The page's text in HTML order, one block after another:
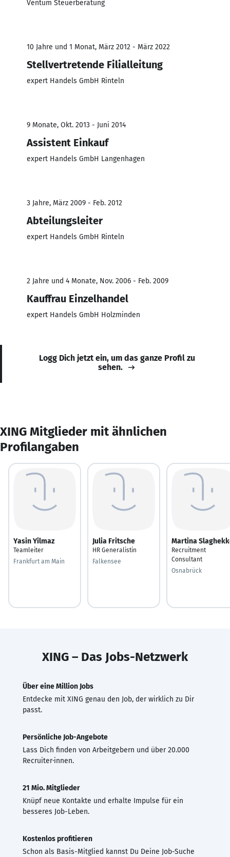
Ventum Steuerberatung
10 Jahre und 1 Monat, März 2012 - März 2022
Stellvertretende Filialleitung
expert Handels GmbH Rinteln
9 Monate, Okt. 2013 - Juni 2014
Assistent Einkauf
expert Handels GmbH Langenhagen
3 Jahre, März 2009 - Feb. 2012
Abteilungsleiter
expert Handels GmbH Rinteln
2 Jahre und 4 Monate, Nov. 2006 - Feb. 2009
Kauffrau Einzelhandel
expert Handels GmbH Holzminden
Logg Dich jetzt ein, um das ganze Profil zu
sehen.
XING Mitglieder mit ähnlichen
Profilangaben
Yasin Yilmaz
Teamleiter
Frankfurt am Main
Julia Fritsche
HR Generalistin
Falkensee
Martina
Recruitment
Consultant
Osnabrück
XING – Das Jobs-Netzwerk
Über eine Million Jobs
Entdecke mit XING genau den Job, der wirklich zu Dir
passt.
Persönliche Job-Angebote
Lass Dich finden von Arbeitgebern und über 20.000
Recruiter·innen.
21 Mio. Mitglieder
Knüpf neue Kontakte und erhalte Impulse für ein
besseres Job-Leben.
Kostenlos profitieren
Schon als Basis-Mitglied kannst Du Deine Job-Suche